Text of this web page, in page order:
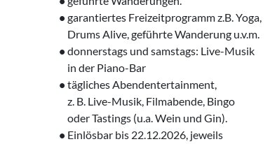
• garantiertes Freizeitprogramm z.B. Yoga,
‌ Drums Alive, geführte Wanderung u.v.m.
• donnerstags und samstags: Live-Musik
‌ in der Piano-Bar
• tägliches Abendentertainment,
‌ z. B. Live-Musik, Filmabende, Bingo
‌ oder Tastings (u.a. Wein und Gin).
• Einlösbar bis 22.12.2026, jeweils